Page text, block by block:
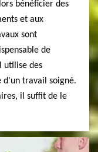
bénéficier des
et aux
sont
de
utilise des
d'un travail soigné.
il suffit de le